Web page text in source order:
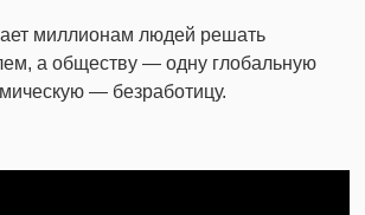
миллионам людей решать
а обществу — одну глобальную
— безработицу.